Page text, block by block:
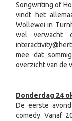
Songwriting of
vindt het
Wollewei in
wel verwacht
mee dat
overzicht van de
Donderdag 24
De eerste
comedy. Vanaf